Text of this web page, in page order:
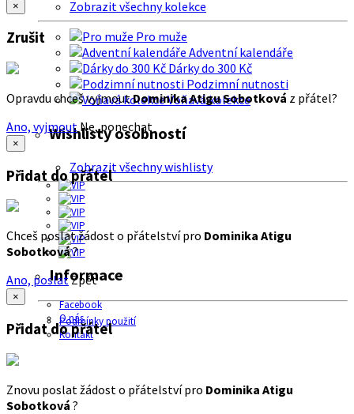
Zobrazit všechny kolekce
Pro muže
Adventní kalendáře
Dárky do 300 Kč
Podzimní nutnosti
Voňavá kolekce
Wishlisty osobností
Zobrazit všechny wishlisty
Informace
Facebook
O nás
Podmínky použití
Kontakt
×
Zrušit
Opravdu chceš vyjmoutDominika Atigu Sobotková z přátel?
Ano, vyjmout Ne, ponechat
×
Přidat do přátel
Chceš poslat žádost o přátelství pro Dominika Atigu
Sobotková?
Ano, poslatZpět
×
Přidat do přátel
Znovu poslat žádost o přátelství pro Dominika Atigu
Sobotková ?